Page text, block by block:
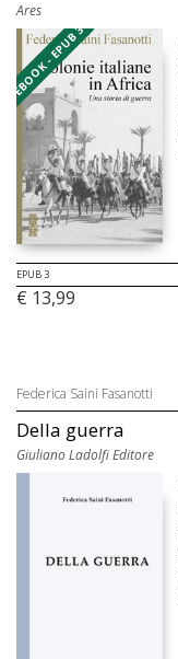
Ares
EBOOK - EPUB 3
EPUB 3
€ 13,99
Federica Saini Fasanotti
Della guerra
Giuliano Ladolfi Editore